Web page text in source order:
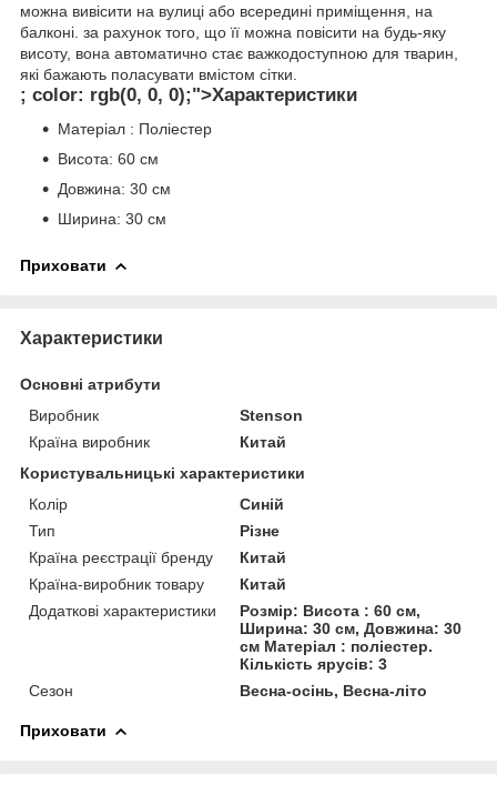
можна вивісити на вулиці або всередині приміщення, на
балконі. за рахунок того, що її можна повісити на будь-яку
висоту, вона автоматично стає важкодоступною для тварин,
які бажають поласувати вмістом сітки.
; color: rgb(0, 0, 0);">Характеристики
Матеріал : Поліестер
Висота: 60 см
Довжина: 30 см
Ширина: 30 см
Приховати
Характеристики
Основні атрибути
Виробник
Stenson
Країна виробник
Китай
Користувальницькі характеристики
Колір
Синій
Тип
Різне
Країна реєстрації бренду
Китай
Країна-виробник товару
Китай
Додаткові характеристики
Розмір: Висота : 60 см,
Ширина: 30 см, Довжина: 30
см Матеріал : поліестер.
Кількість ярусів: 3
Сезон
Весна-осінь, Весна-літо
Приховати